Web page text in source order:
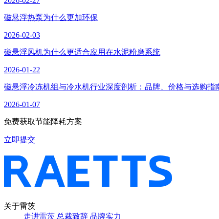
磁悬浮热泵为什么更加环保
2026-02-03
磁悬浮风机为什么更适合应用在水泥粉磨系统
2026-01-22
磁悬浮冷冻机组与冷水机行业深度剖析：品牌、价格与选购指
2026-01-07
免费获取节能降耗方案
立即提交
关于雷茨
走进雷茨 总裁致辞 品牌实力